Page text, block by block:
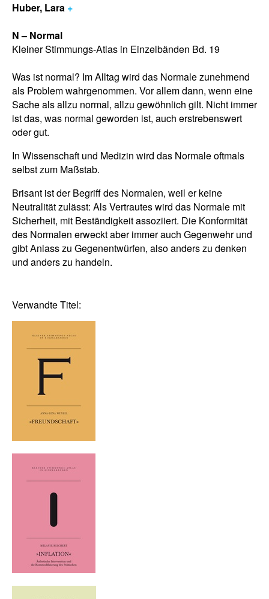
Huber, Lara +
N – Normal
Kleiner Stimmungs-Atlas in Einzelbänden Bd. 19
Was ist normal? Im Alltag wird das Normale zunehmend
als Problem wahrgenommen. Vor allem dann, wenn eine
Sache als allzu normal, allzu gewöhnlich gilt. Nicht immer
ist das, was normal geworden ist, auch erstrebenswert
oder gut.
In Wissenschaft und Medizin wird das Normale oftmals
selbst zum Maßstab.
Brisant ist der Begriff des Normalen, weil er keine
Neutralität zulässt: Als Vertrautes wird das Normale mit
Sicherheit, mit Beständigkeit assoziiert. Die Konformität
des Normalen erweckt aber immer auch Gegenwehr und
gibt Anlass zu Gegenentwürfen, also anders zu denken
und anders zu handeln.
Verwandte Titel: